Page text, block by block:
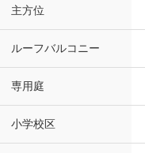
主方位
ルーフバルコニー
専用庭
小学校区